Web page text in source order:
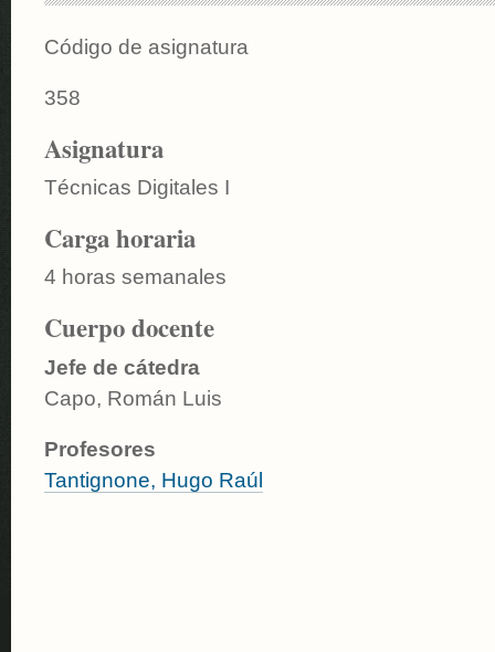
Código de asignatura
358
Asignatura
Técnicas Digitales I
Carga horaria
4 horas semanales
Cuerpo docente
Jefe de cátedra
Capo, Román Luis
Profesores
Tantignone, Hugo Raúl